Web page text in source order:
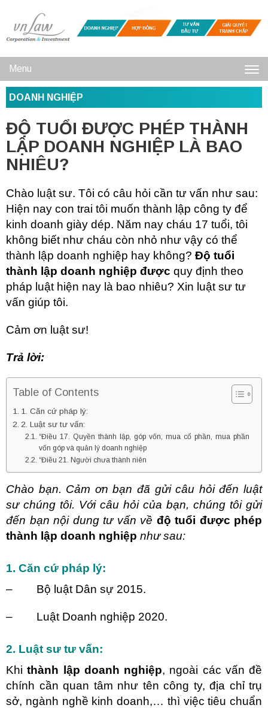
Menu
DOANH NGHIỆP
ĐỘ TUỔI ĐƯỢC PHÉP THÀNH
LẬP DOANH NGHIỆP LÀ BAO
NHIÊU?
Chào luật sư. Tôi có câu hỏi cần tư vấn như sau:
Hiện nay con trai tôi muốn thành lập công ty để
kinh doanh giày dép. Năm nay cháu 17 tuổi, tôi
không biết như cháu còn nhỏ như vậy có thể
thành lập doanh nghiệp hay không? Độ tuổi
thành lập doanh nghiệp được quy định theo
pháp luật hiện nay là bao nhiêu? Xin luật sư tư
vấn giúp tôi.
Cảm ơn luật sư!
Trả lời:
Table of Contents
1. Căn cứ pháp lý:
2. Luật sư tư vấn:
“Điều 17. Quyền thành lập, góp vốn, mua cổ phần, mua phần
vốn góp và quản lý doanh nghiệp
“Điều 21. Người chưa thành niên
Chào bạn. Cảm ơn bạn đã gửi câu hỏi đến luật
sư chúng tôi. Với câu hỏi của bạn, chúng tôi gửi
đến bạn nội dung tư vấn về độ tuổi được phép
thành lập doanh nghiệp như sau:
1. Căn cứ pháp lý:
– Bộ luật Dân sự 2015.
– Luật Doanh nghiệp 2020.
2. Luật sư tư vấn:
Khithành lập doanh nghiệp, ngoài các vấn đề
chính cần quan tâm như tên công ty, địa chỉ trụ
sở, ngành nghề kinh doanh,… thì việc tiêu chuẩn